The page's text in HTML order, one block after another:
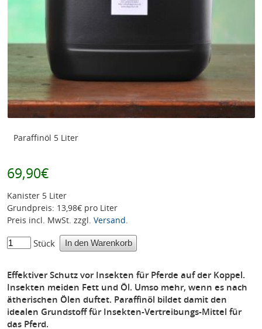
Paraffinöl 5 Liter
69,90€
Kanister 5 Liter
Grundpreis: 13,98€ pro Liter
Preis incl. MwSt. zzgl.Versand
Stück
Effektiver Schutz vor Insekten für Pferde auf der Koppel.
Insekten meiden Fett und Öl. Umso mehr, wenn es nach
ätherischen Ölen duftet. Paraffinöl bildet damit den
idealen Grundstoff für Insekten-Vertreibungs-Mittel für
das Pferd.